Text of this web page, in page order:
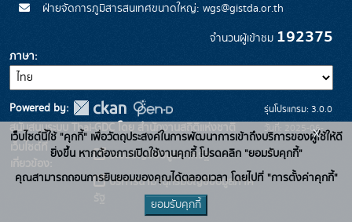
ฝ่ายจัดการภูมิสารสนเทศขนาดใหญ่: wgs@gistda.or.th
จำนวนผู้เข้าชม 192375
ภาษา
Powered by:
สนับสนุนระบบ Thai-GDC โดย สำนักงานสถิติแห่งชาติ
เว็บไซต์ที่
เกี่ยวข้อง:
ระบบบัญชีข้อมูลภาครัฐ
บริการนามานุกรมบัญชีข้อมูลภาค
รุ่นโปรแกรม: 3.0.0
วันที่: 2025-06-
26
เว็บไซต์นี้ใช้ "คุกกี้" เพื่อวัตถุประสงค์ในการพัฒนาการเข้าถึงบริการของผู้ใช้ให้ดี
ยิ่งขึ้น หากต้องการเปิดใช้งานคุกกี้ โปรดคลิก "ยอมรับคุกกี้"
คุณสามารถถอนการยินยอมของคุณได้ตลอดเวลา โดยไปที่ "การตั้งค่าคุกกี้"
ยอมรับคุกกี้
x